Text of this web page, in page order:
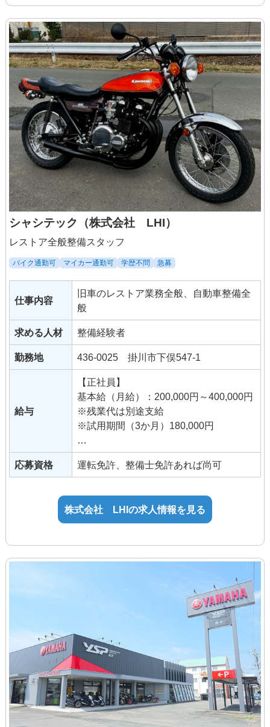
シャシテック（株式会社 LHI）
レストア全般整備スタッフ
バイク通勤可 マイカー通勤可 学歴不問 急募
仕事内容
旧車のレストア業務全般、自動車整備全
般
求める人材 整備経験者
勤務地 436-0025 掛川市下俣547-1
給与
【正社員】
基本給（月給）：200,000円～400,000円
※残業代は別途支給
※試用期間（3か月）180,000円
■手当
通勤手当
達成手当
【アルバイト】
応募資格 運転免許、整備士免許あれば尚可
株式会社 LHIの求人情報を見る